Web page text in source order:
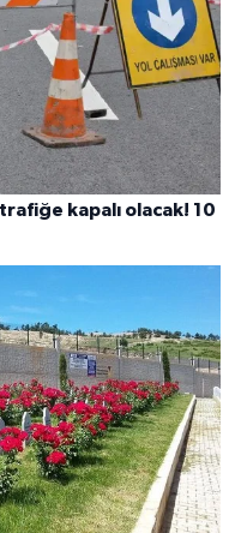
kapalı olacak! 10